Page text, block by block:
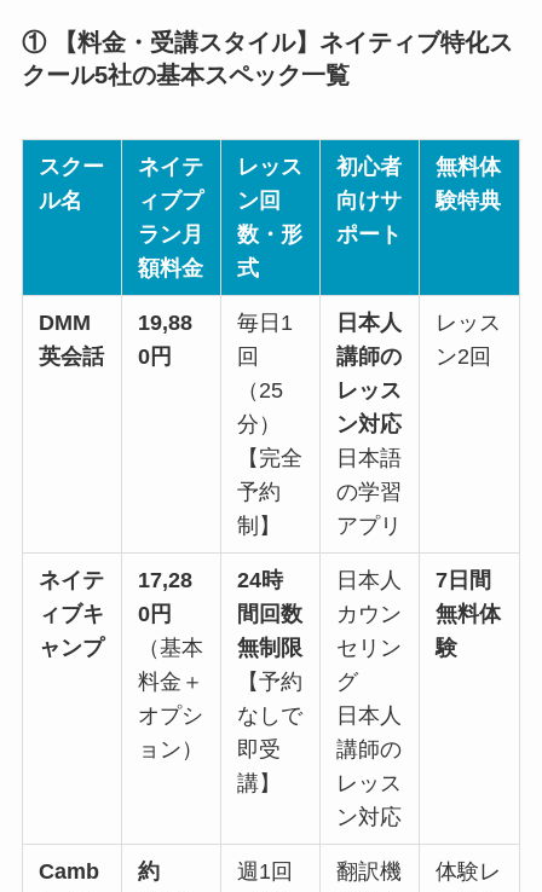
① 【料金・受講スタイル】ネイティブ特化ス
クール5社の基本スペック一覧
スクー
ル名
ネイテ
ィブプ
ラン月
額料金
レッス
ン回
数・形
式
初心者
向けサ
ポート
無料体
験特典
DMM
英会話
19,88
0円
毎日1
回
（25
分）
【完全
予約
制】
日本人
講師の
レッス
ン対応
日本語
の学習
アプリ
レッス
ン2回
ネイテ
ィブキ
ャンプ
17,28
0円
（基本
料金＋
オプシ
ョン）
24時
間回数
無制限
【予約
なしで
即受
講】
日本人
カウン
セリン
グ
日本人
講師の
レッス
ン対応
7日間
無料体
験
Camb
約
週1回
翻訳機
体験レ